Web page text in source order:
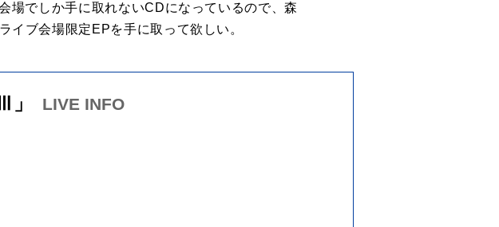
場でしか手に取れないCDになっているので、森
イブ会場限定EPを手に取って欲しい。
LIVE INFO